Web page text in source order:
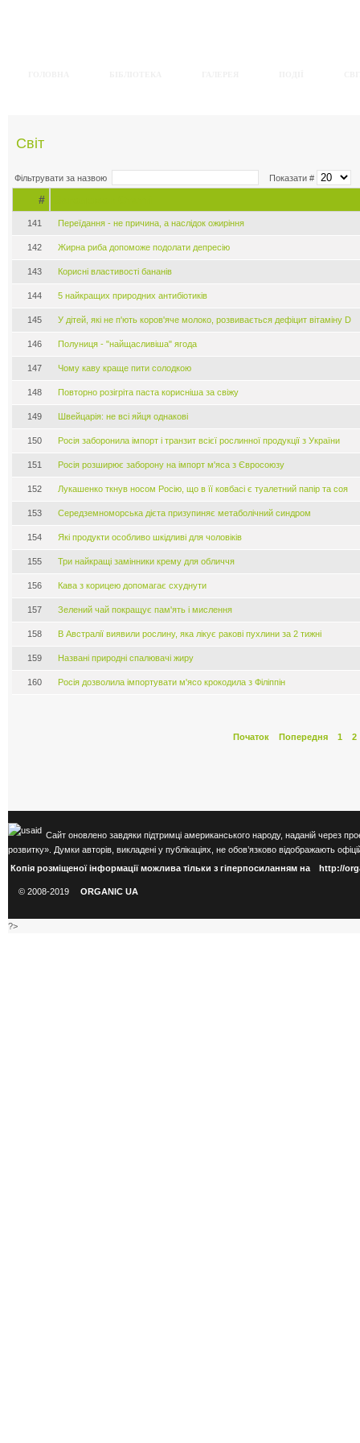
Світ
Фільтрувати за назвою Показати #
#
141 Переїдання - не причина, а наслідок ожиріння
142 Жирна риба допоможе подолати депресію
143 Корисні властивості бананів
144 5 найкращих природних антибіотиків
145 У дітей, які не п'ють коров'яче молоко, розвивається дефіцит вітаміну D
146 Полуниця - "найщасливіша" ягода
147 Чому каву краще пити солодкою
148 Повторно розігріта паста корисніша за свіжу
149 Швейцарія: не всі яйця однакові
150 Росія заборонила імпорт і транзит всієї рослинної продукції з України
151 Росія розширює заборону на імпорт м'яса з Євросоюзу
152 Лукашенко ткнув носом Росію, що в її ковбасі є туалетний папір та соя
153 Середземноморська дієта призупиняє метаболічний синдром
154 Які продукти особливо шкідливі для чоловіків
155 Три найкращі замінники крему для обличчя
156 Кава з корицею допомагає схуднути
157 Зелений чай покращує пам'ять і мислення
158 В Австралії виявили рослину, яка лікує ракові пухлини за 2 тижні
159 Названі природні спалювачі жиру
160 Росія дозволила імпортувати м'ясо крокодила з Філіппін
Початок Попередня 1 2
Сайт оновлено завдяки підтримці американського народу, наданій через
розвитку». Думки авторів, викладені у публікаціях, не обов’язково відображають
Копія розміщеної інформації можлива тільки з гіперпосиланням на
http://
© 2008-2019 ORGANIC UA
?>